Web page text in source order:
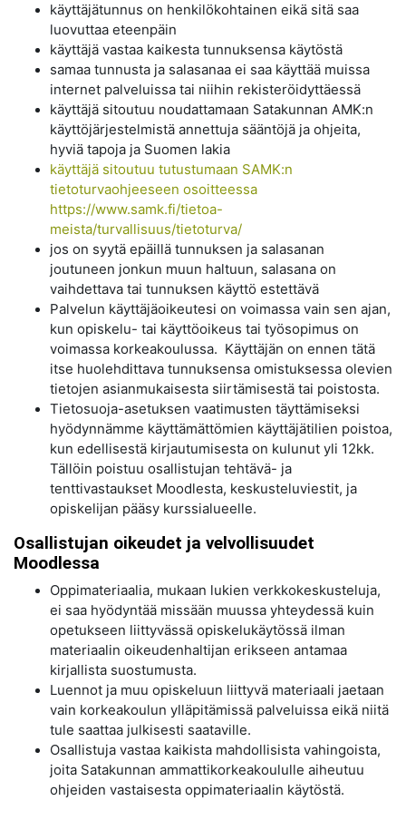
käyttäjätunnus on henkilökohtainen eikä sitä saa
luovuttaa eteenpäin
käyttäjä vastaa kaikesta tunnuksensa käytöstä
samaa tunnusta ja salasanaa ei saa käyttää muissa
internet palveluissa tai niihin rekisteröidyttäessä
käyttäjä sitoutuu noudattamaan Satakunnan AMK:n
käyttöjärjestelmistä annettuja sääntöjä ja ohjeita,
hyviä tapoja ja Suomen lakia
käyttäjä sitoutuu tutustumaan SAMK:n
tietoturvaohjeeseen osoitteessa
https://www.samk.fi/tietoa-
meista/turvallisuus/tietoturva/
jos on syytä epäillä tunnuksen ja salasanan
joutuneen jonkun muun haltuun, salasana on
vaihdettava tai tunnuksen käyttö estettävä
Palvelun käyttäjäoikeutesi on voimassa vain sen ajan,
kun opiskelu- tai käyttöoikeus tai työsopimus on
voimassa korkeakoulussa. Käyttäjän on ennen tätä
itse huolehdittava tunnuksensa omistuksessa olevien
tietojen asianmukaisesta siirtämisestä tai poistosta.
Tietosuoja-asetuksen vaatimusten täyttämiseksi
hyödynnämme käyttämättömien käyttäjätilien poistoa,
kun edellisestä kirjautumisesta on kulunut yli 12kk.
Tällöin poistuu osallistujan tehtävä- ja
tenttivastaukset Moodlesta, keskusteluviestit, ja
opiskelijan pääsy kurssialueelle.
Osallistujan oikeudet ja velvollisuudet
Moodlessa
Oppimateriaalia, mukaan lukien verkkokeskusteluja,
ei saa hyödyntää missään muussa yhteydessä kuin
opetukseen liittyvässä opiskelukäytössä ilman
materiaalin oikeudenhaltijan erikseen antamaa
kirjallista suostumusta.
Luennot ja muu opiskeluun liittyvä materiaali jaetaan
vain korkeakoulun ylläpitämissä palveluissa eikä niitä
tule saattaa julkisesti saataville.
Osallistuja vastaa kaikista mahdollisista vahingoista,
joita Satakunnan ammattikorkeakoululle aiheutuu
ohjeiden vastaisesta oppimateriaalin käytöstä.